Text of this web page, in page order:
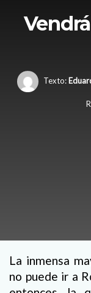
Texto:
La inmensa
no puede ir a